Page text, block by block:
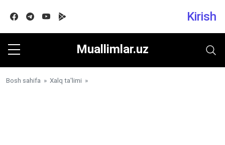
FacebookTelegram
Youtube Kirish
Muallimlar.uz
Bosh sahifa » Xalq ta'limi »